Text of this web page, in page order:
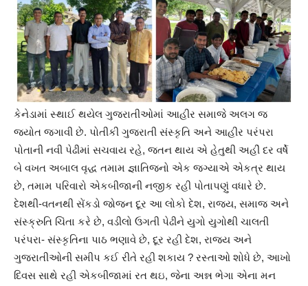
કેનેડામાં સ્થાઈ થયેલ ગુજરાતીઓમાં આહીર સમાજે અલગ જ
જ્યોત જગાવી છે. પોતીકી ગુજરાતી સંસ્કૃતિ અને આહીર પરંપરા
પોતાની નવી પેઢીમાં સચવાય રહે, જતન થાય એ હેતુથી અહીં દર વર્ષે
બે વખત અબાલ વૃદ્ધ તમામ જ્ઞાતિજનો એક જગ્યાએ એકત્ર થાય
છે, તમામ પરિવારો એકબીજાની નજીક રહી પોતાપણું વધારે છે.
દેશથી-વતનથી સેંકડો જોજન દૂર આ લોકો દેશ, રાજ્ય, સમાજ અને
સંસ્ક્રુતિ ચિંતા કરે છે, વડીલો ઉગતી પેઢીને યુગો યુગોથી ચાલતી
પરંપરા- સંસ્કૃતિના પાઠ ભણાવે છે, દૂર રહી દેશ, રાજ્ય અને
ગુજરાતીઓની સમીપ કઈ રીતે રહી શકાય ? રસ્તાઓ શોધે છે, આખો
દિવસ સાથે રહી એકબીજામાં રત થઇ, જેના અન્ન ભેગા એના મન